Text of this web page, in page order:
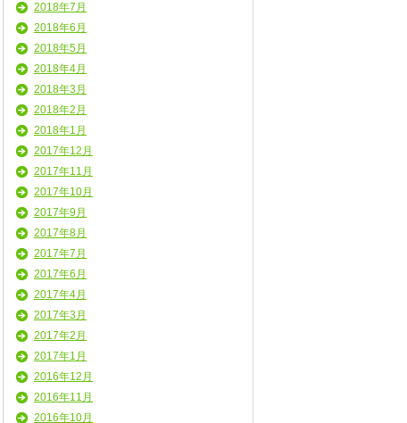
2018年7月
2018年6月
2018年5月
2018年4月
2018年3月
2018年2月
2018年1月
2017年12月
2017年11月
2017年10月
2017年9月
2017年8月
2017年7月
2017年6月
2017年4月
2017年3月
2017年2月
2017年1月
2016年12月
2016年11月
2016年10月